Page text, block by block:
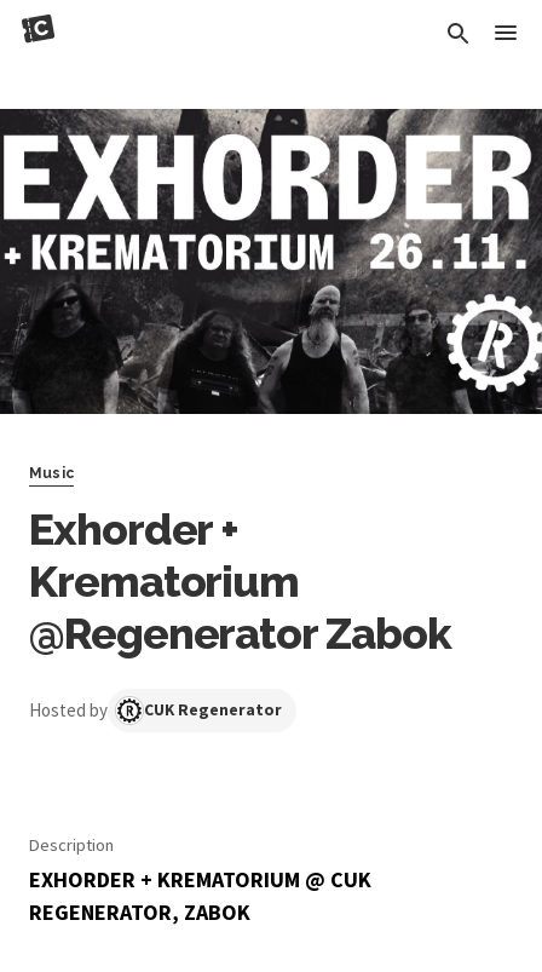
Music
Exhorder +
Krematorium
@Regenerator Zabok
Hosted by CUK Regenerator
Description
EXHORDER + KREMATORIUM @ CUK
REGENERATOR, ZABOK